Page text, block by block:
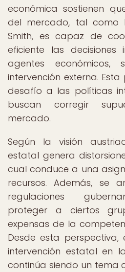
económica sostienen
del mercado, tal como
Smith, es capaz de
eficiente las decisiones
agentes económicos,
intervención externa.
desafío a las políticas
buscan corregir
mercado.
Según la visión
estatal genera
cual conduce a una
recursos. Además, se
regulaciones
proteger a ciertos
expensas de la
Desde esta
intervención estatal en
continúa siendo un tema